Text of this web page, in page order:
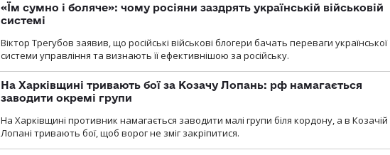
«Їм сумно і боляче»: чому росіяни заздрять українській військовій
системі
Віктор Трегубов заявив, що російські військові блогери бачать переваги української
системи управління та визнають її ефективнішою за російську.
На Харківщині тривають бої за Козачу Лопань: рф намагається
заводити окремі групи
На Харківщині противник намагається заводити малі групи біля кордону, а в Козачій
Лопані тривають бої, щоб ворог не зміг закріпитися.